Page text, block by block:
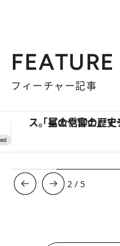
FEATURE
フィーチャー記事
「土佐和ハーブかき氷」が
3 / 5